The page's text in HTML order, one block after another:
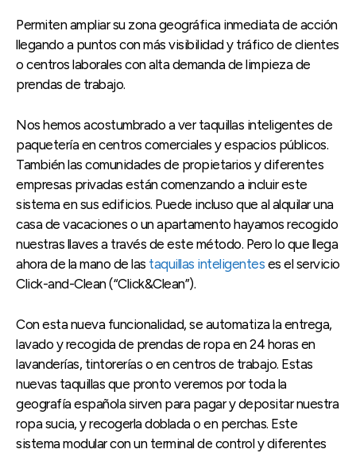
Permiten ampliar su zona geográfica inmediata de acción
llegando a puntos con más visibilidad y tráfico de clientes
o centros laborales con alta demanda de limpieza de
prendas de trabajo.
Nos hemos acostumbrado a ver taquillas inteligentes de
paquetería en centros comerciales y espacios públicos.
También las comunidades de propietarios y diferentes
empresas privadas están comenzando a incluir este
sistema en sus edificios. Puede incluso que al alquilar una
casa de vacaciones o un apartamento hayamos recogido
nuestras llaves a través de este método. Pero lo que llega
ahora de la mano de las taquillas inteligentes es el servicio
Click-and-Clean (“Click&Clean”).
Con esta nueva funcionalidad, se automatiza la entrega,
lavado y recogida de prendas de ropa en 24 horas en
lavanderías, tintorerías o en centros de trabajo. Estas
nuevas taquillas que pronto veremos por toda la
geografía española sirven para pagar y depositar nuestra
ropa sucia, y recogerla doblada o en perchas. Este
sistema modular con un terminal de control y diferentes